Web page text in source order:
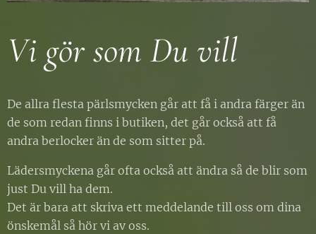
Vi gör som Du vill
De allra flesta pärlsmycken går att få i andra färger än
de som redan finns i butiken, det går också att få
andra berlocker än de som sitter på.
Lädersmyckena går ofta också att ändra så de blir som
just Du vill ha dem.
Det är bara att skriva ett meddelande till oss om dina
önskemål så hör vi av oss.